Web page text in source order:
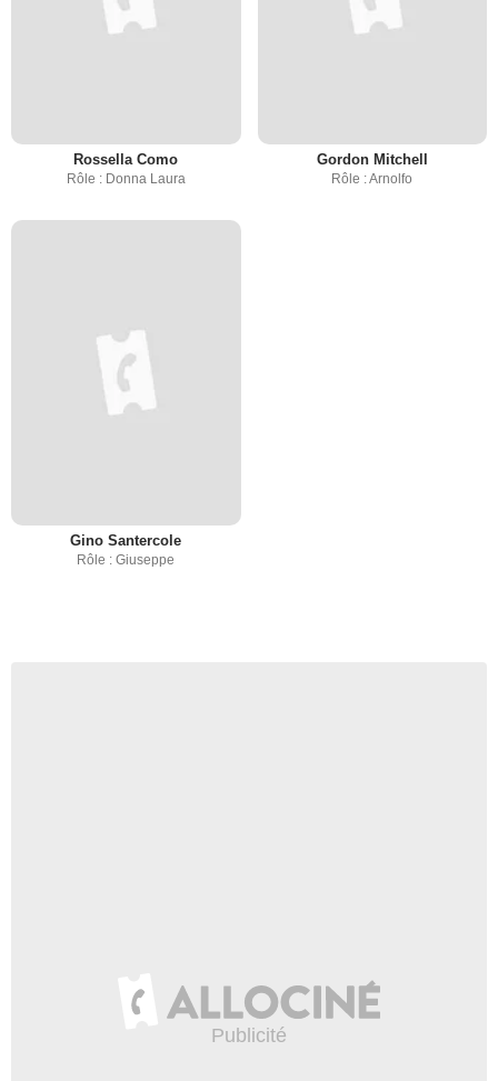
Rossella Como
Rôle : Donna Laura
Gordon Mitchell
Rôle : Arnolfo
Gino Santercole
Rôle : Giuseppe